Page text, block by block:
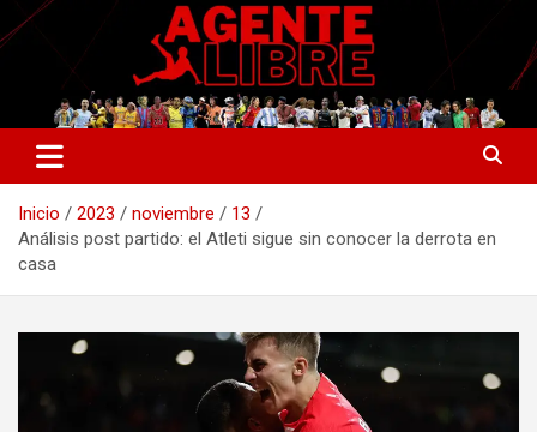
Saltar
al
Agente Libre Digital
La nueva generación del periodismo deportivo.
Inicio 2023 noviembre
13
Análisis post partido: el Atleti sigue sin conocer la derrota en
casa